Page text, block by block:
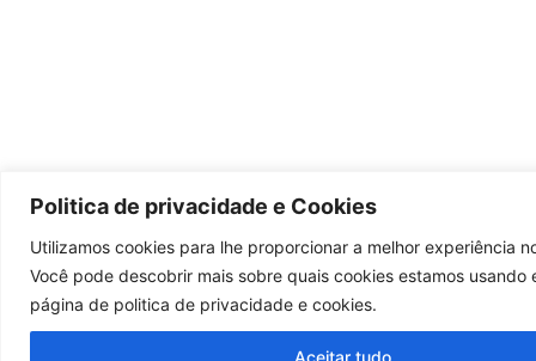
Politica de privacidade e Cookies
Utilizamos cookies para lhe proporcionar a melhor experiência
Você pode descobrir mais sobre quais cookies estamos usando
página de politica de privacidade e cookies.
Aceitar tudo